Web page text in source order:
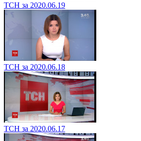
ТСН за 2020.06.19
ТСН за 2020.06.18
ТСН за 2020.06.17